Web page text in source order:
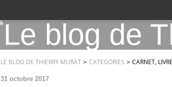
LE BLOG DE THIERRY MURAT > CATEGORIES > CARNET,
31 octobre 2017